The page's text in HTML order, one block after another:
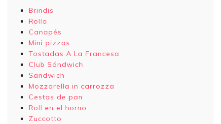
Brindis
Rollo
Canapés
Mini pizzas
Tostadas A La Francesa
Club Sándwich
Sandwich
Mozzarella in carrozza
Cestas de pan
Roll en el horno
Zuccotto